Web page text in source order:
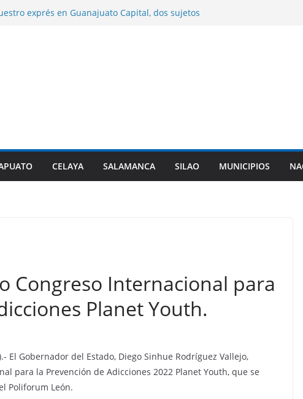
exprés en Guanajuato Capital, dos sujetos
CELAYA SALAMANCA SILAO MUNICIPIOS
Congreso Internacional para
Planet Youth.
El Gobernador del Estado, Diego Sinhue Rodríguez Vallejo,
para la Prevención de Adicciones 2022 Planet Youth, que se
Poliforum León.